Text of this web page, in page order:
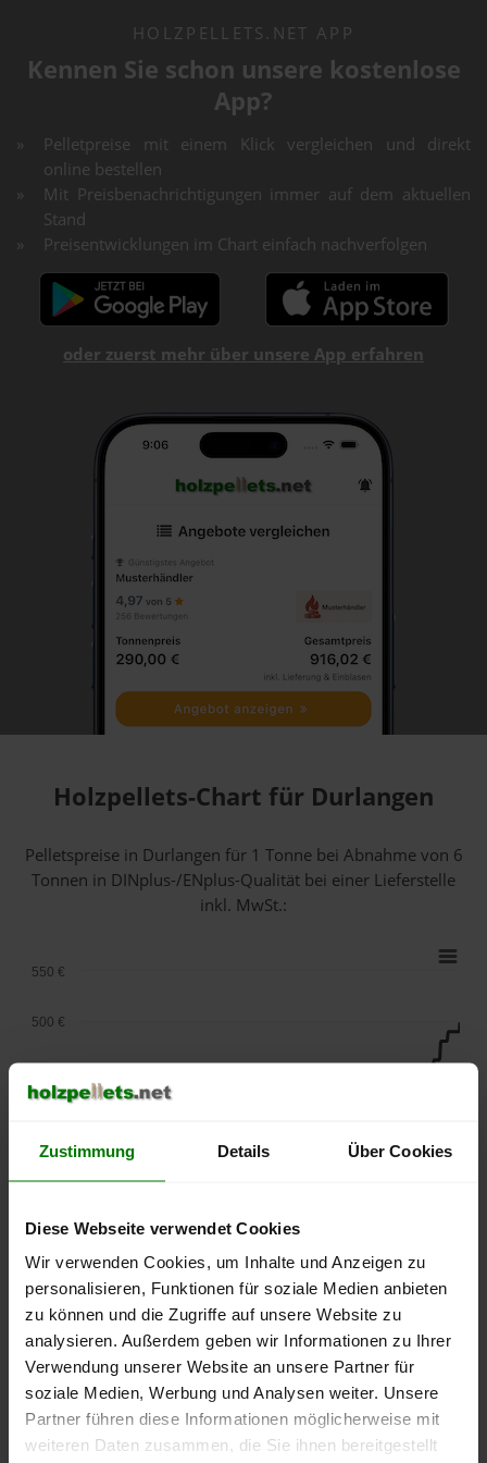
Zustimmung Details Über Cookies
Diese Webseite verwendet Cookies
Wir verwenden Cookies, um Inhalte und Anzeigen zu
personalisieren, Funktionen für soziale Medien anbieten
zu können und die Zugriffe auf unsere Website zu
analysieren. Außerdem geben wir Informationen zu Ihrer
Verwendung unserer Website an unsere Partner für
soziale Medien, Werbung und Analysen weiter. Unsere
Partner führen diese Informationen möglicherweise mit
weiteren Daten zusammen, die Sie ihnen bereitgestellt
HOLZPELLETS.NET APP
Kennen Sie schon unsere kostenlose
App?
Pelletpreise mit einem Klick vergleichen und direkt
online bestellen
Mit Preisbenachrichtigungen immer auf dem aktuellen
Stand
Preisentwicklungen im Chart einfach nachverfolgen
oder zuerst mehr über unsere App erfahren
Holzpellets-Chart für Durlangen
Pelletspreise in Durlangen für 1 Tonne bei Abnahmevon 6
Tonnen in DINplus-/ENplus-Qualität bei einer Lieferstelle
inkl. MwSt.:
lose Ware Sackware
September
Januar
Mai
250 €
300 €
500 €
550 €
Die aktuelle Preisentwicklung für Holzpellets in Deutschland
können Sie jederzeit auf unsererPelletspreise-Seite
nachvollziehen.